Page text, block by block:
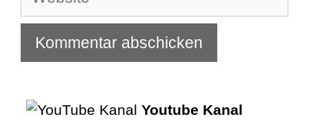
Youtube Kanal